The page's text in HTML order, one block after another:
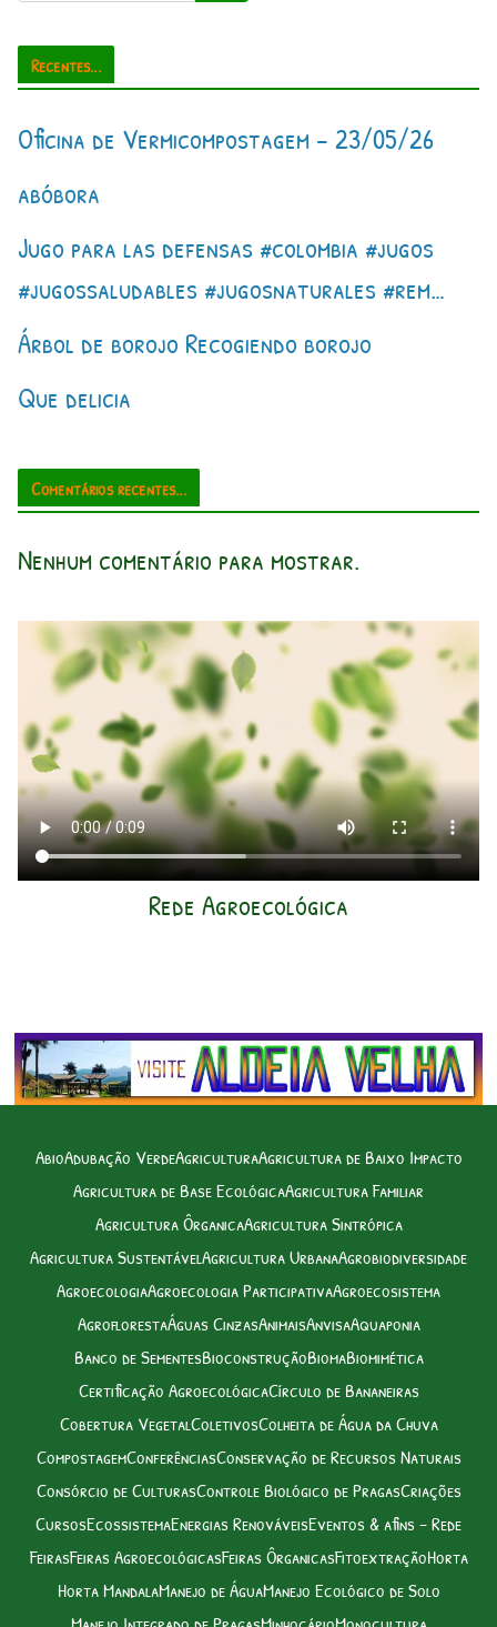
Recentes...
Oficina de Vermicompostagem – 23/05/26
abóbora
Jugo para las defensas #colombia #jugos
#jugossaludables #jugosnaturales #rem…
Árbol de borojo Recogiendo borojo
Que delicia
Comentários recentes...
Nenhum comentário para mostrar.
Rede Agroecológica
AbioAdubação VerdeAgriculturaAgricultura de Baixo Impacto
Agricultura de Base EcológicaAgricultura Familiar
Agricultura ÔrganicaAgricultura Sintrópica
Agricultura SustentávelAgricultura UrbanaAgrobiodiversidade
AgroecologiaAgroecologia ParticipativaAgroecosistema
AgroflorestaÁguas CinzasAnimaisAnvisaAquaponia
Banco de SementesBioconstruçãoBiomaBiomimética
Certificação AgroecológicaCírculo de Bananeiras
Cobertura VegetalColetivosColheita de Água da Chuva
CompostagemConferênciasConservação de Recursos Naturais
Consórcio de CulturasControle Biológico de PragasCriações
CursosEcossistemaEnergias RenováveisEventos & afins – Rede
FeirasFeiras AgroecológicasFeiras ÔrganicasFitoextraçãoHorta
Horta MandalaManejo de ÁguaManejo Ecológico de Solo